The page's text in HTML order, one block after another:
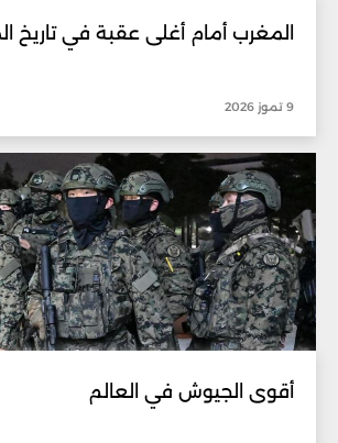
المغرب أمام أغلى عقبة في تاريخ
9 تموز 2026
أقوى الجيوش في العالم